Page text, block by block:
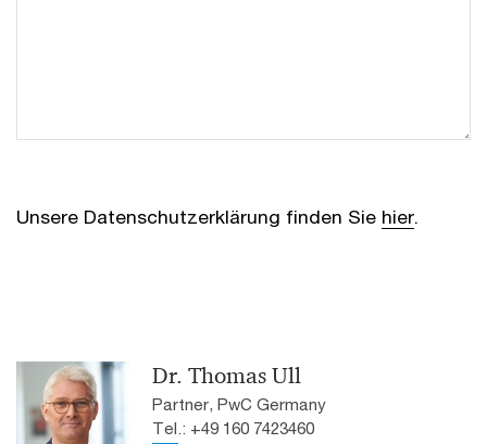
Unsere Datenschutzerklärung finden Sie hier.
Dr. Thomas Ull
Partner, PwC Germany
Tel.: +49 160 7423460